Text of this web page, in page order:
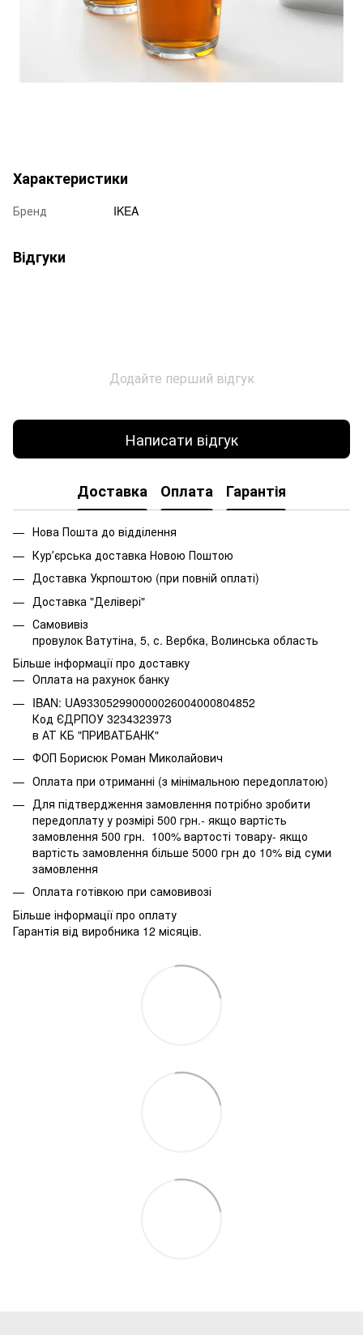
Характеристики
Бренд IKEA
Відгуки
Додайте перший відгук
Написати відгук
Доставка Оплата Гарантія
Нова Пошта до відділення
Курʼєрська доставка Новою Поштою
Доставка Укрпоштою (при повній оплаті)
Доставка "Делівері"
Самовивіз
провулок Ватутіна, 5, с. Вербка, Волинська область
Більше інформації про доставку
Оплата на рахунок банку
IBAN: UA933052990000026004000804852
Код ЄДРПОУ 3234323973
в АТ КБ "ПРИВАТБАНК"
ФОП Борисюк Роман Миколайович
Оплата при отриманні (з мінімальною передоплатою)
Для підтвердження замовлення потрібно зробити
передоплату у розмірі 500 грн.- якщо вартість
замовлення 500 грн. 100% вартості товару- якщо
вартість замовлення більше 5000 грн до 10% від суми
замовлення
Оплата готівкою при самовивозі
Більше інформації про оплату
Гарантія від виробника 12 місяців.